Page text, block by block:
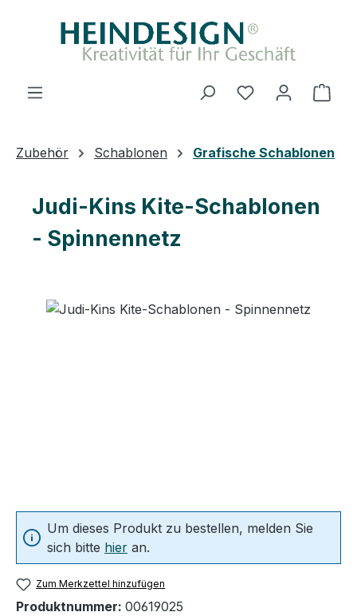
Zum Hauptinhalt springen
Du hast 0
Zubehör Schablonen Grafische Schablonen
Judi-Kins Kite-Schablonen
- Spinnennetz
Um dieses Produkt zu bestellen, melden Sie
sich bitte hier an.
Zum Merkzettel hinzufügen
Produktnummer: 00619025